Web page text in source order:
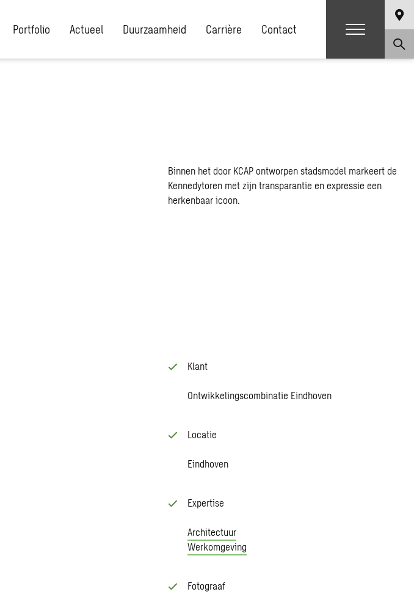
Portfolio Actueel Duurzaamheid Carrière Contact
Binnen het door KCAP ontworpen stadsmodel markeert de
Kennedytoren met zijn transparantie en expressie een
herkenbaar icoon.
Klant
Ontwikkelingscombinatie Eindhoven
Locatie
Eindhoven
Expertise
Architectuur
Werkomgeving
Fotograaf